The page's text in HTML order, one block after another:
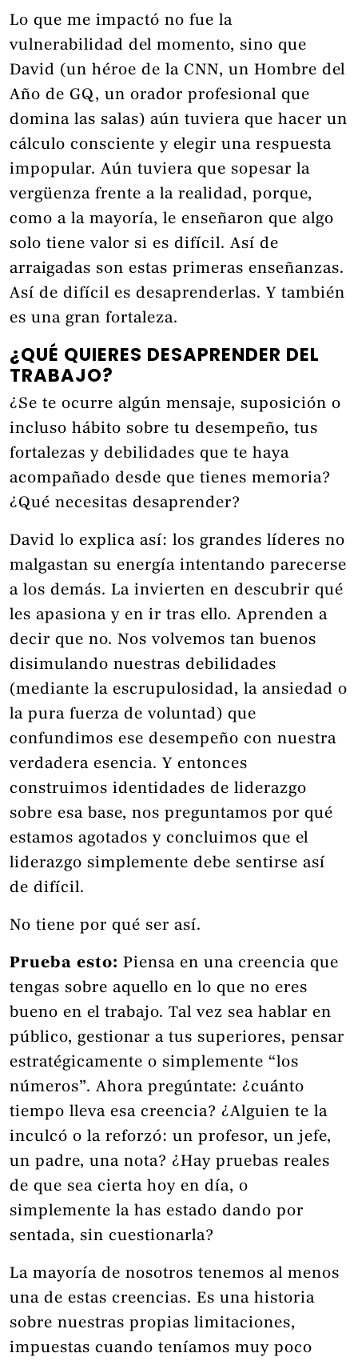
Lo que me impactó no fue la
vulnerabilidad del momento, sino que
David (un héroe de la CNN, un Hombre del
Año de GQ, un orador profesional que
domina las salas) aún tuviera que hacer un
cálculo consciente y elegir una respuesta
impopular. Aún tuviera que sopesar la
vergüenza frente a la realidad, porque,
como a la mayoría, le enseñaron que algo
solo tiene valor si es difícil. Así de
arraigadas son estas primeras enseñanzas.
Así de difícil es desaprenderlas. Y también
es una gran fortaleza.
¿QUÉ QUIERES DESAPRENDER DEL
TRABAJO?
¿Se te ocurre algún mensaje, suposición o
incluso hábito sobre tu desempeño, tus
fortalezas y debilidades que te haya
acompañado desde que tienes memoria?
¿Qué necesitas desaprender?
David lo explica así: los grandes líderes no
malgastan su energía intentando parecerse
a los demás. La invierten en descubrir qué
les apasiona y en ir tras ello. Aprenden a
decir que no. Nos volvemos tan buenos
disimulando nuestras debilidades
(mediante la escrupulosidad, la ansiedad o
la pura fuerza de voluntad) que
confundimos ese desempeño con nuestra
verdadera esencia. Y entonces
construimos identidades de liderazgo
sobre esa base, nos preguntamos por qué
estamos agotados y concluimos que el
liderazgo simplemente debe sentirse así
de difícil.
No tiene por qué ser así.
Prueba esto: Piensa en una creencia que
tengas sobre aquello en lo que no eres
bueno en el trabajo. Tal vez sea hablar en
público, gestionar a tus superiores, pensar
estratégicamente o simplemente “los
números”. Ahora pregúntate: ¿cuánto
tiempo lleva esa creencia? ¿Alguien te la
inculcó o la reforzó: un profesor, un jefe,
un padre, una nota? ¿Hay pruebas reales
de que sea cierta hoy en día, o
simplemente la has estado dando por
sentada, sin cuestionarla?
La mayoría de nosotros tenemos al menos
una de estas creencias. Es una historia
sobre nuestras propias limitaciones,
impuestas cuando teníamos muy poco